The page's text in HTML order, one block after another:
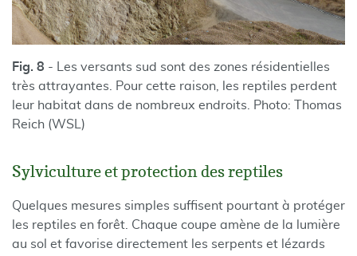
Fig. 8 - Les versants sud sont des zones résidentielles
très attrayantes. Pour cette raison, les reptiles perdent
leur habitat dans de nombreux endroits. Photo: Thomas
Reich (WSL)
Sylviculture et protection des reptiles
Quelques mesures simples suffisent pourtant à protéger
les reptiles en forêt. Chaque coupe amène de la lumière
au sol et favorise directement les serpents et lézards